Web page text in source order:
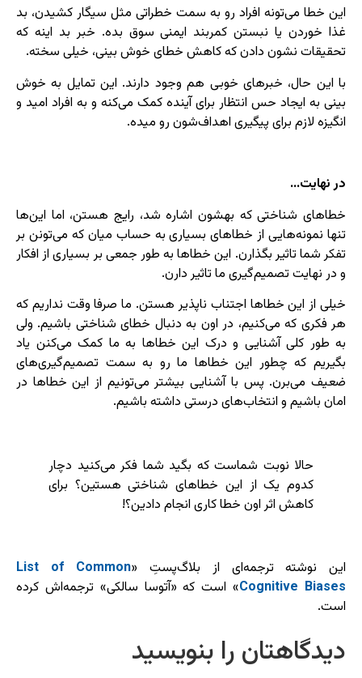
این خطا می‌تونه افراد رو به سمت خطراتی مثل سیگار کشیدن، بد
غذا خوردن یا نبستن کمربند ایمنی سوق بده. خبر بد اینه که
تحقیقات نشون دادن که کاهش خطای خوش بینی، خیلی سخته.
با این حال، خبرهای خوبی هم وجود دارند. این تمایل به خوش
بینی به ایجاد حس انتظار برای آینده کمک می‌کنه و به افراد امید و
انگیزه لازم برای پیگیری اهداف‌شون رو میده.
در نهایت…
خطاهای شناختی که بهشون اشاره شد، رایج هستن، اما این‌ها
تنها نمونه‌هایی از خطاهای بسیاری به حساب میان که می‌تونن بر
تفکر شما تاثیر بگذارن. این خطاها به طور جمعی بر بسیاری از افکار
و در نهایت تصمیم‌گیری ما تاثیر دارن.
خیلی از این خطاها اجتناب ناپذیر هستن. ما صرفا وقت نداریم که
هر فکری که می‌کنیم، در اون به دنبال خطای شناختی باشیم. ولی
به طور کلی آشنایی و درک این خطاها به ما کمک می‌کنن یاد
بگیریم که چطور این خطاها ما رو به سمت تصمیم‌گیری‌های
ضعیف می‌برن. پس با آشنایی بیشتر می‌تونیم از این خطاها در
امان باشیم و انتخاب‌های درستی داشته باشیم.
حالا نوبت شماست که بگید شما فکر می‌کنید دچار
کدوم یک از این خطاهای شناختی هستین؟ برای
کاهش اثر اون خطا کاری انجام دادین؟!
این نوشته ترجمه‌ای از بلاگ‌پستِ «List of Common
Cognitive Biases» است که «آتوسا سالکی» ترجمه‌اش کرده
است.
دیدگاهتان را بنویسید